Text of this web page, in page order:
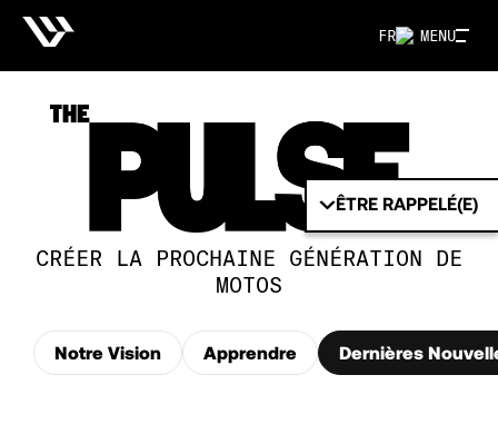
MENU
FR
ÊTRE RAPPELÉ(E)
CRÉER LA PROCHAINE GÉNÉRATION DE
MOTOS
Notre Vision Apprendre Dernières